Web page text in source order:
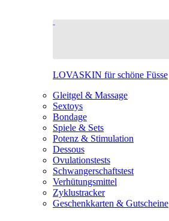
LOVASKIN für schöne Füsse
Gleitgel & Massage
Sextoys
Bondage
Spiele & Sets
Potenz & Stimulation
Dessous
Ovulationstests
Schwangerschaftstest
Verhütungsmittel
Zyklustracker
Geschenkkarten & Gutscheine